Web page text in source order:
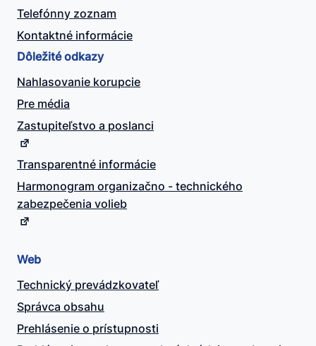
Telefónny zoznam
Kontaktné informácie
Dôležité odkazy
Nahlasovanie korupcie
Pre média
Zastupiteľstvo a poslanci
Transparentné informácie
Harmonogram organizačno - technického
zabezpečenia volieb
Web
Technický prevádzkovateľ
Správca obsahu
Prehlásenie o prístupnosti